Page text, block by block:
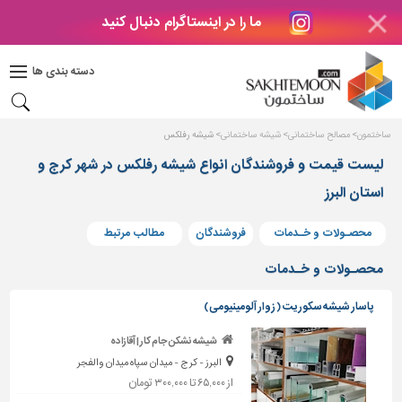
ما را در اینستاگرام دنبال کنید
دسته بندی ها
دکوراسیون
بتن
های
بتنی
درب
پنجره
مصالح
پله،
نرده
و
حفاظ
ساختمون مصالح ساختمانی شیشه ساختمانی شیشه رفلکس
لیست قیمت و فروشندگان انواع شیشه رفلکس در شهر کرج و
استان البرز
محصـولات و خـدمات فروشندگان مطالب مرتبط
محصـولات و خـدمات
پاسار شیشه سکوریت ( زوار آلومینیومی)
شیشه نشکن جام کار | آقازاده
البرز - کرج - میدان سپاه میدان والفجر
از ۶۵,۰۰۰ تا ۳۰۰,۰۰۰ تومان